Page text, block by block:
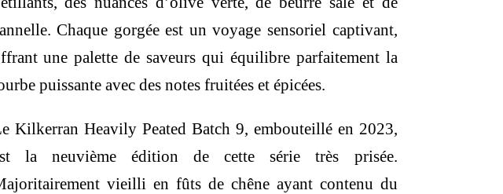
Chaque gorgée est un voyage sensoriel captivant,
une palette de saveurs qui équilibre parfaitement la
puissante avec des notes fruitées et épicées.
Kilkerran Heavily Peated Batch 9, embouteillé en 2023,
la neuvième édition de cette série très prisée.
vieilli en fûts de chêne ayant contenu du